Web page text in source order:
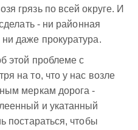
грязь по всей округе. И
- ни районная
даже прокуратура.
этой проблеме с
на то, что у нас возле
меркам дорога -
и укатанный
постараться, чтобы